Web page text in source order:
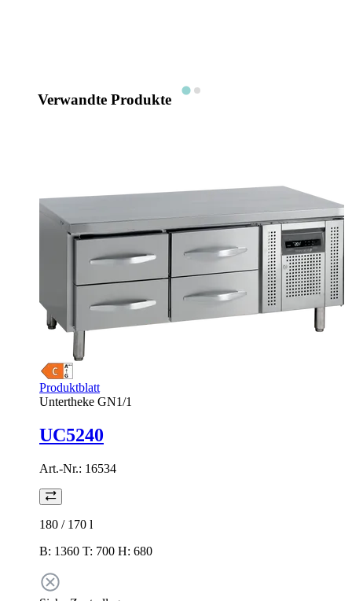
Verwandte Produkte
Produktblatt
Untertheke GN1/1
UC5240
Art.-Nr.: 16534
180 / 170 l
B: 1360 T: 700 H: 680